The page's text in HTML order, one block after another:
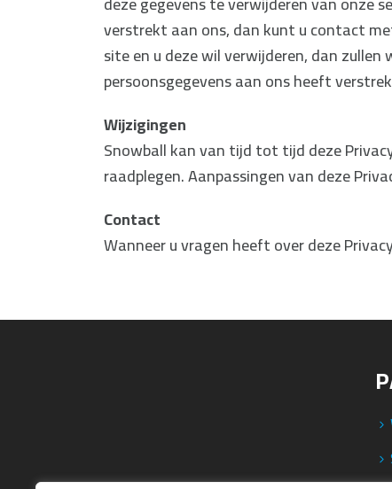
verstrekt aan ons, dan kunt u contact
site en u deze wil verwijderen, dan
persoonsgegevens aan ons heeft
Wijzigingen
Snowball kan van tijd tot tijd deze
raadplegen. Aanpassingen van deze
Contact
Wanneer u vragen heeft over deze